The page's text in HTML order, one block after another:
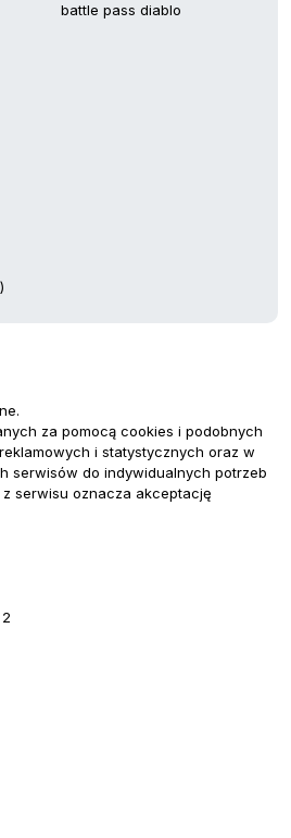
battle pass diablo
za pomocą cookies i podobnych
i statystycznych oraz w
serwisów do indywidualnych potrzeb
serwisu oznacza akceptację